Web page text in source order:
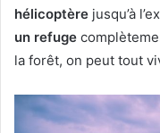
hélicoptère jusqu’à
un refuge
la forêt, on peut tout